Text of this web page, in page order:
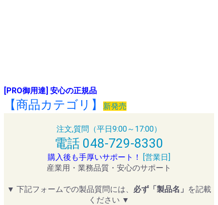
[PRO御用達] 安心の正規品
【商品カテゴリ】 新発売
注文,質問（平日9:00～17:00）
電話 048-729-8330
購入後も手厚いサポート！
[営業日]
産業用・業務品質・安心のサポート
▼ 下記フォームでの製品質問には、 必ず「製品名」 を記載
ください ▼